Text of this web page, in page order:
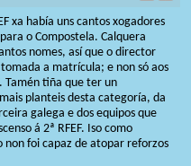
xa había uns cantos xogadores
o Compostela. Calquera
nomes, así que o director
a matrícula; e non só aos
Tamén tiña que ter un
planteis desta categoría, da
galega e dos equipos que
á 2ª RFEF. Iso como
non foi capaz de atopar reforzos